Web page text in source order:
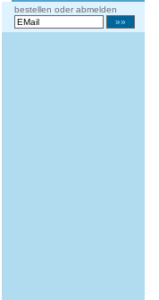
bestellen oder abmelden